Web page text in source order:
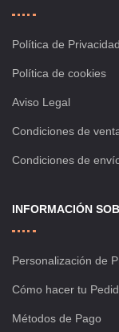
Política de Privacidad
Política de cookies
Aviso Legal
Condiciones de
Condiciones de
INFORMACIÓN
Personalización de
Cómo hacer tu
Métodos de Pago